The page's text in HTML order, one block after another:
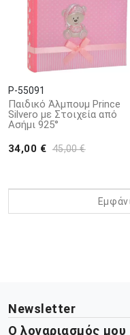
P-55091
Παιδικό Άλμπουμ Prince
Silvero με Στοιχεία από
Ασήμι 925°
34,00 € 45,00 €
Newsletter
Ο λογαριασμός μου